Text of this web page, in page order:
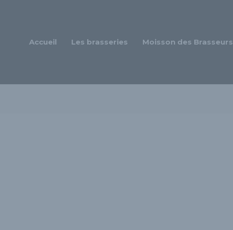
Accueil
Les brasseries Moisson des Brasseurs